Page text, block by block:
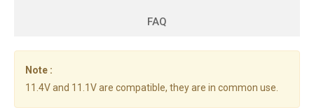
FAQ
Note :
11.4V and 11.1V are compatible, they are in common use.